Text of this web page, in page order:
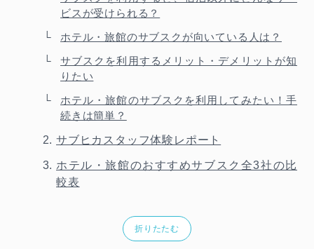
ビスが受けられる？
ホテル・旅館のサブスクが向いている人は？
サブスクを利用するメリット・デメリットが知
りたい
ホテル・旅館のサブスクを利用してみたい！手
続きは簡単？
サブヒカスタッフ体験レポート
ホテル・旅館のおすすめサブスク全3社の比
較表
折りたたむ